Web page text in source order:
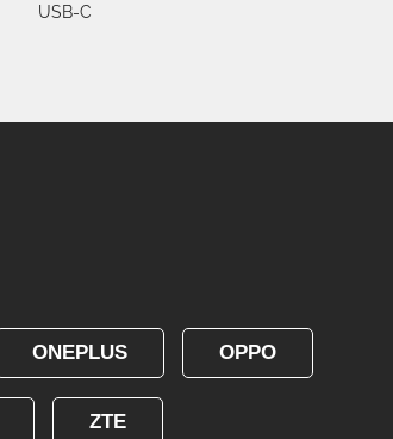
USB-C
ONEPLUS OPPO
ZTE